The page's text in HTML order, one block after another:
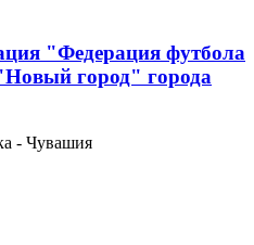
"Федерация футбола
город" города
- Чувашия